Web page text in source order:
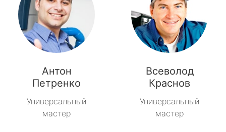
Антон
Петренко
Универсальный
мастер
Всеволод
Краснов
Универсальный
мастер